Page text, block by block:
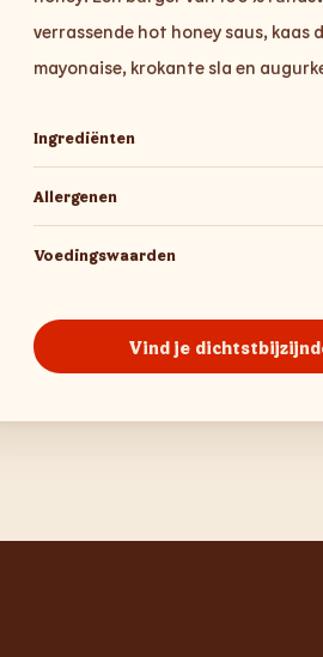
verrassende hot honey saus, kaas
mayonaise, krokante sla en
Ingrediënten
Allergenen
Voedingswaarden
Vind je